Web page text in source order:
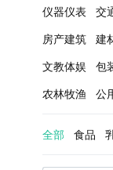
仪器仪表
交
房产建筑 建
文教体娱
包
农林牧渔
公
全部 食品